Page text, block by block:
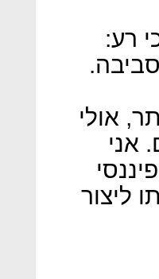
רע:
אולי
אני
ליצור